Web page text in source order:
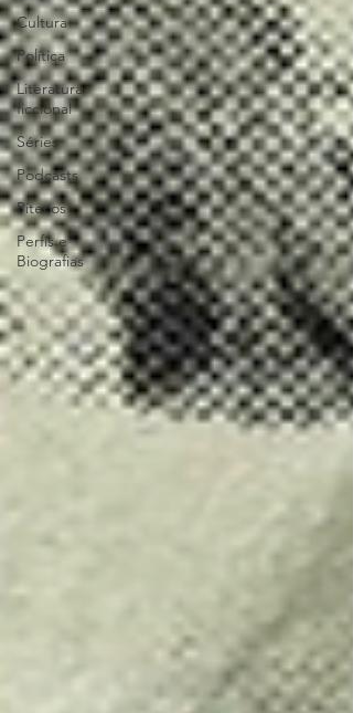
Cultura
Política
Literatura
ficcional
Séries
Podcasts
Pitecos
Perfis e
Biografias